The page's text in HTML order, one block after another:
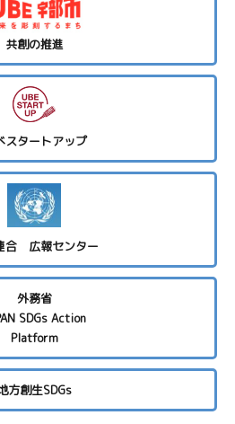
共創の推進
スタートアップ
合 広報センター
外務省
SDGs Action
Platform
方創生SDGs